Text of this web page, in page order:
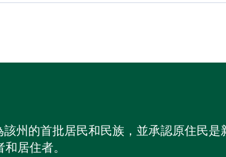
州的首批居民和民族，並承認原住民
和居住者。